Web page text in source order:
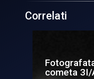
Correlati
Il